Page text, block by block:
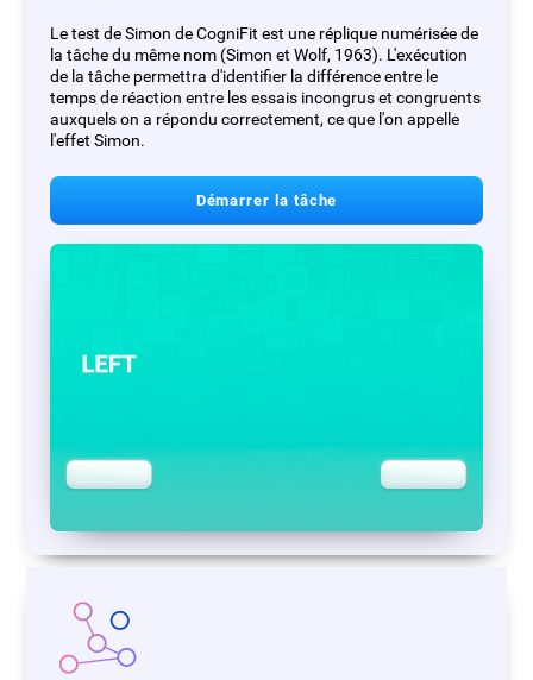
Le test de Simon de CogniFit est une réplique numérisée de
la tâche du même nom (Simon et Wolf, 1963). L'exécution
de la tâche permettra d'identifier la différence entre le
temps de réaction entre les essais incongrus et congruents
auxquels on a répondu correctement, ce que l'on appelle
l'effet Simon.
Démarrer la tâche